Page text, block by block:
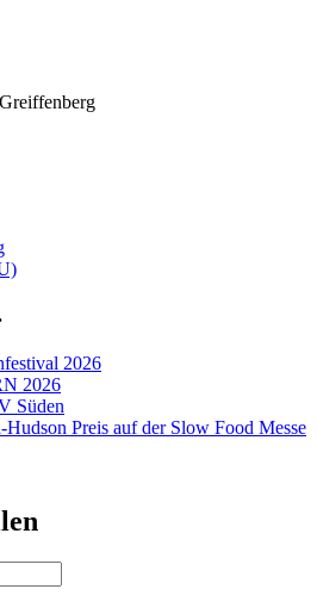
2026
2026
Süden
Preis auf der Slow Food Messe